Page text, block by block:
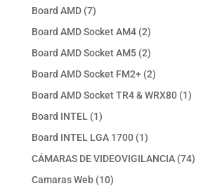
producto
Board AMD 77
productos
Board AMD Socket AM4 22
productos
Board AMD Socket AM5 22
productos
Board AMD Socket FM2+ 22
productos
Board AMD Socket TR4 & WRX80 11
Board INTEL 11
producto
Board INTEL LGA 1700 11
producto
CÁMARAS DE VIDEOVIGILANCIA 7474
Camaras Web 1010